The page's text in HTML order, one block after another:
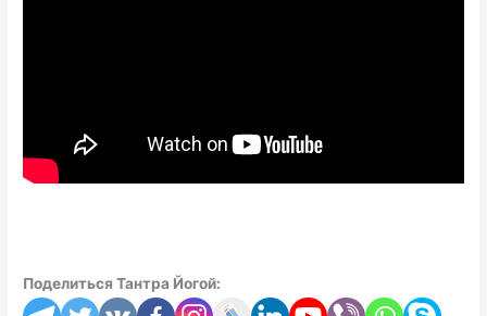
Поделиться Тантра Йогой: